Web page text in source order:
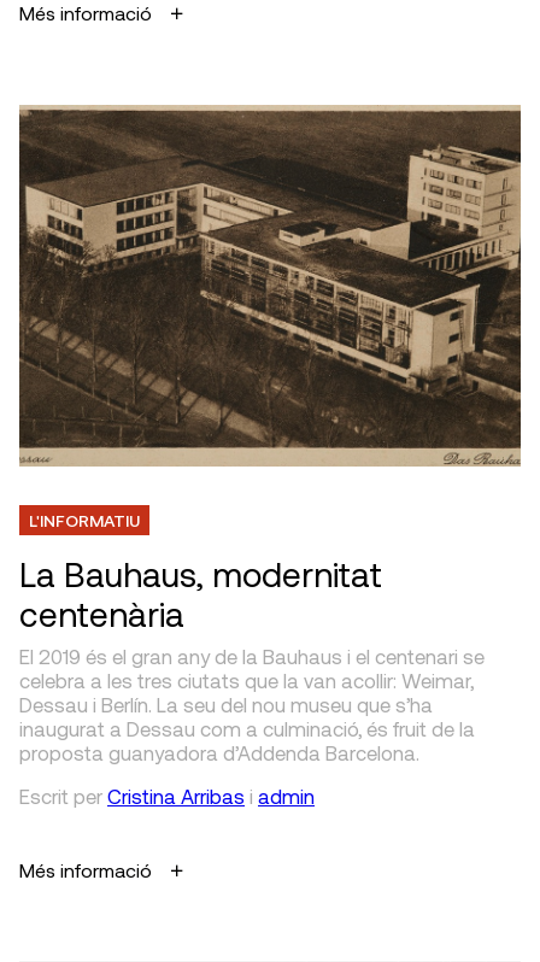
Més informació
L'INFORMATIU
La Bauhaus, modernitat
centenària
El 2019 és el gran any de la Bauhaus i el centenari se
celebra a les tres ciutats que la van acollir: Weimar,
Dessau i Berlín. La seu del nou museu que s’ha
inaugurat a Dessau com a culminació, és fruit de la
proposta guanyadora d’Addenda Barcelona.
Escrit per Cristina Arribas i admin
Més informació